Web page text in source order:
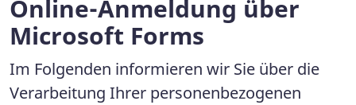
Online-Anmeldung über
Microsoft Forms
Im Folgenden informieren wir Sie über die
Verarbeitung Ihrer personenbezogenen